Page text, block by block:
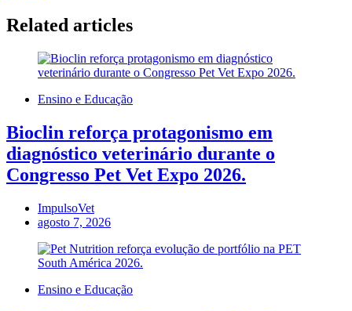
Related articles
Ensino e Educação
Bioclin reforça protagonismo em
diagnóstico veterinário durante o
Congresso Pet Vet Expo 2026.
ImpulsoVet
agosto 7, 2026
Ensino e Educação